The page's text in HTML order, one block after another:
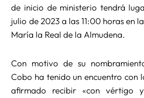
de inicio de ministerio tendrá
julio de 2023 a las 11:00 horas en
María la Real de la Almudena.
Con motivo de su
Cobo ha tenido un encuentro con
afirmado recibir «con vértigo